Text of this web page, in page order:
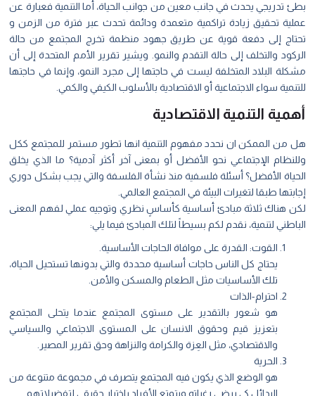
بطئ تدريجي يحدث في جانب معين من جوانب الحياة، أما التنمية فعبارة عن
عملية تحقيق زيادة تراكمية متعمدة ودائمة تحدث عبر فترة من الزمن و
تحتاج إلى دفعة قوية عن طريق جهود منظمة تخرج المجتمع من حالة
الركود والتخلف إلى حالة التقدم والنمو. ويشير تقرير الأمم المتحدة إلى أن
مشكلة البلاد المتخلفة ليست في حاجتها إلى مجرد النمو، وإنما في حاجتها
للتنمية سواء الاجتماعية أو الاقتصادية بالأسلوب الكيفي والكمي.
أهمية التنمية الاقتصادية
هل من الممكن ان نحدد مفهوم التنمية انها تطور مستمر للمجتمع ككل
وللنظام الإجتماعي نحو الأفضل أو بمعنى آخر أكثر آدمية؟ ما الذي يخلق
الحياة الأفضل؟ أسئلة فلسفية منذ نشأة الفلسفة والتي يجب بشكل دوري
إجابتها طبقا لتغيرات البيئة في المجتمع العالمي.
لكن هناك ثلاثة مبادئ أساسية كأساسٍ نظري وتوجيه عملي لفهم المعنى
الباطني لتنمية، نقدم لكم بسيطاً لتلك المبادئ فيما يلي:
القوت: القدرة على موافاة الحاجات الأساسية.
يحتاج كل الناس حاجات أساسية محددة والتي بدونها تستحيل الحياة،
تلك الأساسيات مثل الطعام والمسكن والأمن.
احترام-الذات
هو شعور بالتقدير على مستوى المجتمع عندما يتحلى المجتمع
بتعزيز قيم وحقوق الانسان على المستوى الاجتماعي والسياسي
والاقتصادي، مثل العِزة والكرامة والنزاهة وحق تقرير المصير.
الحرية
هو الوضع الذي يكون فيه المجتمع يتصرف في مجموعة متنوعة من
البدائل كي يرضي رغباته ويتمتع الأفراد باختيار حقيقي لتفضيلاتهم.